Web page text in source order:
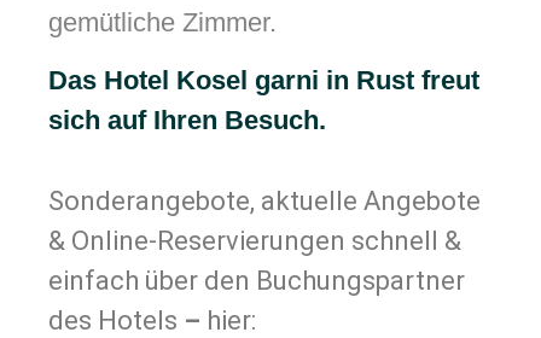
gemütliche Zimmer.
Das Hotel Kosel garni in Rust freut
sich auf Ihren Besuch.
Sonderangebote, aktuelle Angebote
& Online-Reservierungen schnell &
einfach über den Buchungspartner
des Hotels – hier: